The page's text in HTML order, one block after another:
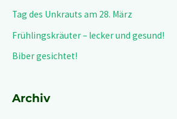
Tag des Unkrauts am 28. März
Frühlingskräuter – lecker und gesund!
Biber gesichtet!
Archiv